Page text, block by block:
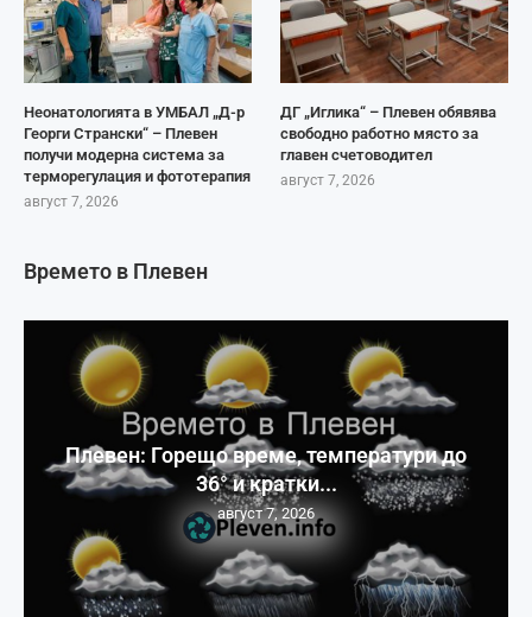
Неонатологията в УМБАЛ „Д-р
Георги Странски“ – Плевен
получи модерна система за
терморегулация и фототерапия
август 7, 2026
ДГ „Иглика“ – Плевен обявява
свободно работно място за
главен счетоводител
август 7, 2026
Времето в Плевен
Плевен: Горещо време, температури до
36° и кратки...
август 7, 2026